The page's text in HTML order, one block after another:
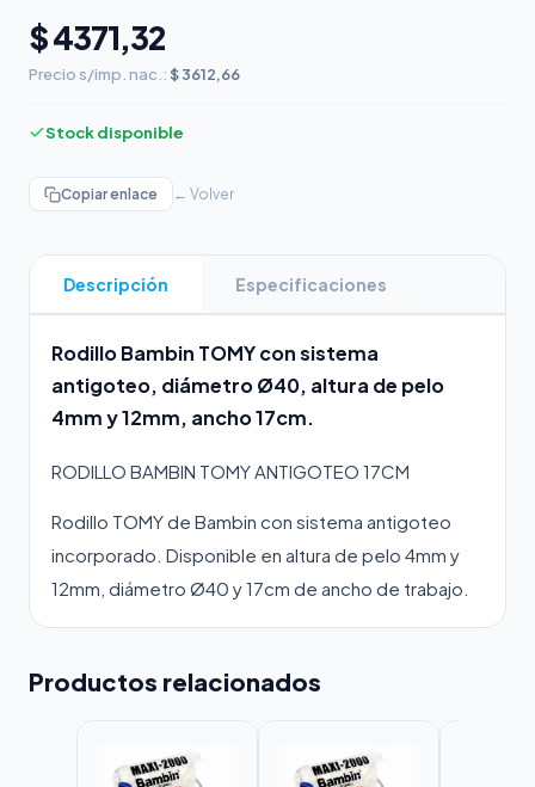
$ 4371,32
Precio s/imp. nac.: $ 3612,66
Stock disponible
Copiar enlace ← Volver
Descripción Especificaciones
Rodillo Bambin TOMY con sistema
antigoteo, diámetro Ø40, altura de pelo
4mm y 12mm, ancho 17cm.
RODILLO BAMBIN TOMY ANTIGOTEO 17CM
Rodillo TOMY de Bambin con sistema antigoteo
incorporado. Disponible en altura de pelo 4mm y
12mm, diámetro Ø40 y 17cm de ancho de trabajo.
Productos relacionados